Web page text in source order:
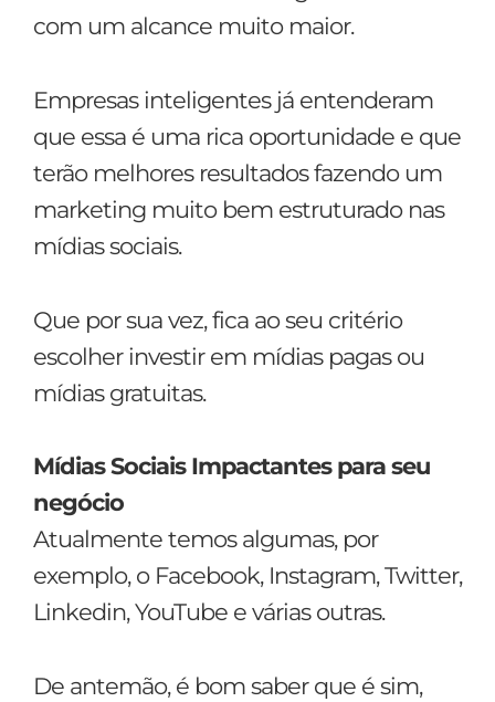
com um alcance muito maior.
Empresas inteligentes já entenderam
que essa é uma rica oportunidade e que
terão melhores resultados fazendo um
marketing muito bem estruturado nas
mídias sociais.
Que por sua vez, fica ao seu critério
escolher investir em mídias pagas ou
mídias gratuitas.
Mídias Sociais Impactantes para seu
negócio
Atualmente temos algumas, por
exemplo, o Facebook, Instagram, Twitter,
Linkedin, YouTube e várias outras.
De antemão, é bom saber que é sim,